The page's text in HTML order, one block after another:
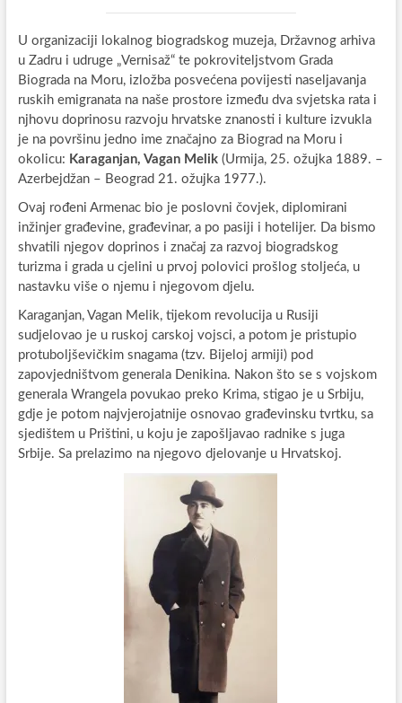
U organizaciji lokalnog biogradskog muzeja, Državnog arhiva
u Zadru i udruge „Vernisaž“ te pokroviteljstvom Grada
Biograda na Moru, izložba posvećena povijesti naseljavanja
ruskih emigranata na naše prostore između dva svjetska rata i
njhovu doprinosu razvoju hrvatske znanosti i kulture izvukla
je na površinu jedno ime značajno za Biograd na Moru i
okolicu: Karaganjan, Vagan Melik(Urmija, 25. ožujka 1889. –
Azerbejdžan – Beograd 21. ožujka 1977.).
Ovaj rođeni Armenac bio je poslovni čovjek, diplomirani
inžinjer građevine, građevinar, a po pasiji i hotelijer. Da bismo
shvatili njegov doprinos i značaj za razvoj biogradskog
turizma i grada u cjelini u prvoj polovici prošlog stoljeća, u
nastavku više o njemu i njegovom djelu.
Karaganjan, Vagan Melik, tijekom revolucija u Rusiji
sudjelovao je u ruskoj carskoj vojsci, a potom je pristupio
protuboljševičkim snagama (tzv. Bijeloj armiji) pod
zapovjedništvom generala Denikina. Nakon što se s vojskom
generala Wrangela povukao preko Krima, stigao je u Srbiju,
gdje je potom najvjerojatnije osnovao građevinsku tvrtku, sa
sjedištem u Prištini, u koju je zapošljavao radnike s juga
Srbije. Sa prelazimo na njegovo djelovanje u Hrvatskoj.